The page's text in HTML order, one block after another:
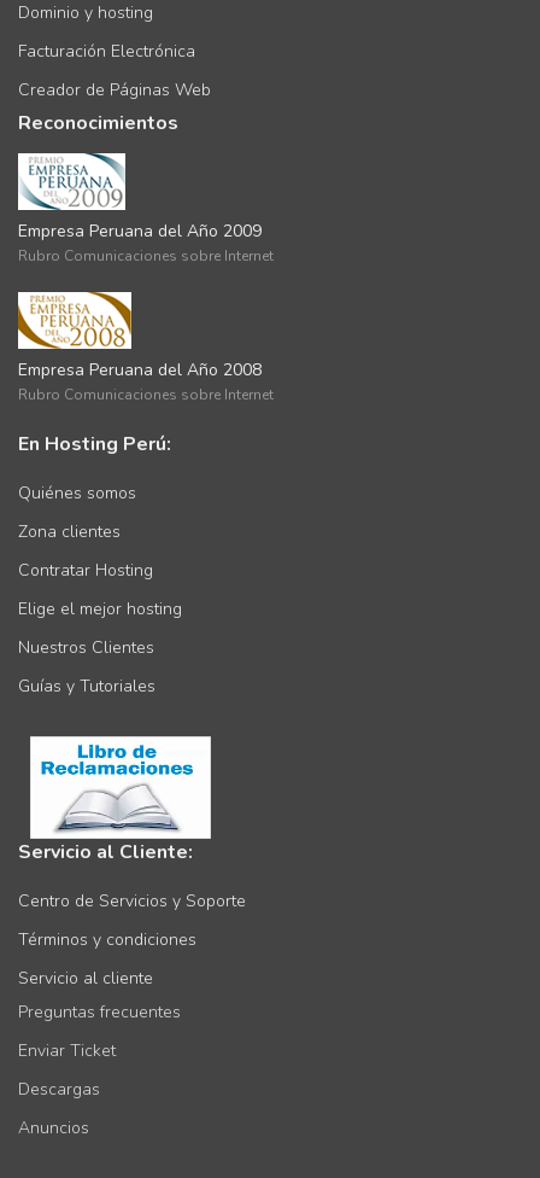
Dominio y hosting
Facturación Electrónica
Creador de Páginas Web
Reconocimientos
Empresa Peruana del Año 2009
Rubro Comunicaciones sobre Internet
Empresa Peruana del Año 2008
Rubro Comunicaciones sobre Internet
En Hosting Perú:
Quiénes somos
Zona clientes
Contratar Hosting
Elige el mejor hosting
Nuestros Clientes
Guías y Tutoriales
Servicio al Cliente:
Centro de Servicios y Soporte
Términos y condiciones
Servicio al cliente
Preguntas frecuentes
Enviar Ticket
Descargas
Anuncios